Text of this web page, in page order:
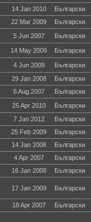
14 Jan 2010
Български
22 Mar 2009
Български
5 Jun 2007 Български
14 May 2009 Български
4 Jun 2009
Български
29 Jan 2008
Български
6 Aug 2007
Български
25 Apr 2010
Български
7 Jan 2012
Български
25 Feb 2009
Български
14 Jan 2008
Български
4 Apr 2007
Български
16 Jan 2008 Български
17 Jan 2009 Български
18 Apr 2007 Български